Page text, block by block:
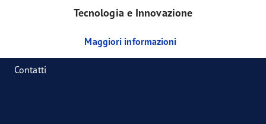
Tecnologia e Innovazione
Maggiori informazioni
Contatti